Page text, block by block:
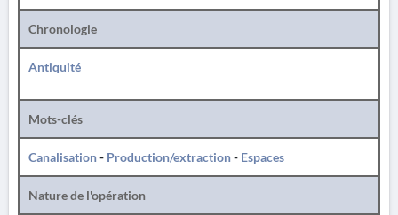
Chronologie
Antiquité
Mots-clés
Canalisation- Production/extraction- Espaces
Nature de l'opération